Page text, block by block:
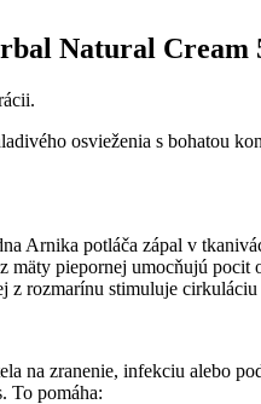
Natural Cream
osvieženia s bohatou
Arnika potláča zápal v
mäty piepornej umocňujú pocit
z rozmarínu stimuluje
na zranenie, infekciu alebo
To pomáha: